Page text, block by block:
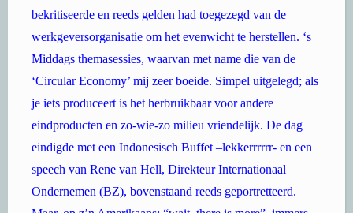
bekritiseerde en reeds gelden had toegezegd van de
werkgeversorganisatie om het evenwicht te herstellen. ‘s
Middags themasessies, waarvan met name die van de
‘Circular Economy’ mij zeer boeide. Simpel uitgelegd; als
je iets produceert is het herbruikbaar voor andere
eindproducten en zo-wie-zo milieu vriendelijk. De dag
eindigde met een Indonesisch Buffet –lekkerrrrrr- en een
speech van Rene van Hell, Direkteur Internationaal
Ondernemen (BZ), bovenstaand reeds geportretteerd.